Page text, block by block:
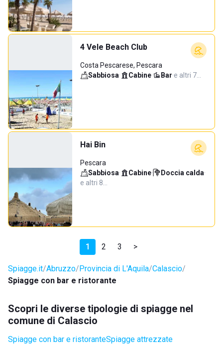
4 Vele Beach Club
Costa Pescarese, Pescara
Sabbiosa· Cabine· Bar·e altri 7…
Hai Bin
Pescara
Sabbiosa· Cabine· Doccia calda·
e altri 8…
1 2 3 >
Spiagge.it Abruzzo Provincia di L'Aquila Calascio
Spiagge con bar e ristorante
Scopri le diverse tipologie di spiagge nel
comune di Calascio
Spiagge con bar e ristoranteSpiagge attrezzate